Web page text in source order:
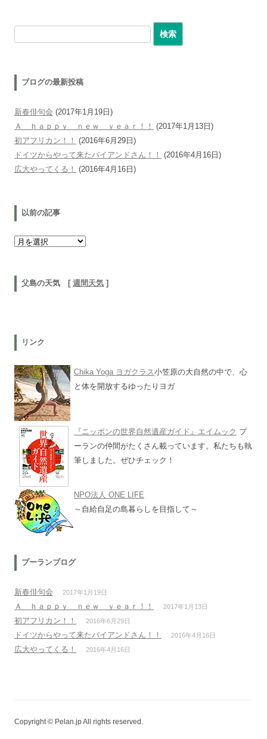
検索:
ブログの最新投稿
新春俳句会 (2017年1月19日)
Ａ ｈａｐｐｙ ｎｅｗ ｙｅａｒ！！
(2017年1月13日)
初アフリカン！！
(2016年6月29日)
ドイツからやって来たバイアンドさん！！
(2016年4月16日)
広大やってくる！
(2016年4月16日)
以前の記事
以前の記事
父島の天気 [ 週間天気 ]
リンク
Chika Yoga ヨガクラス小笠原の大自然の中で、心
と体を開放するゆったりヨガ
『ニッポンの世界自然遺産ガイド』エイムック プ
ーランの仲間がたくさん載っています。私たちも執
筆しました。ぜひチェック！
NPO法人 ONE LIFE
～自給自足の島暮らしを目指して～
プーランブログ
新春俳句会 2017年1月19日
Ａ ｈａｐｐｙ ｎｅｗ ｙｅａｒ！！ 2017年1月13日
初アフリカン！！ 2016年6月29日
ドイツからやって来たバイアンドさん！！ 2016年4月16日
広大やってくる！ 2016年4月16日
Copyright © Pelan.jp All rights reserved.